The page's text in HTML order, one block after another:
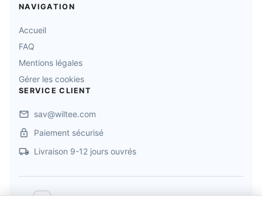
NAVIGATION
Accueil
FAQ
Mentions légales
Gérer les cookies
SERVICE CLIENT
sav@wiltee.com
Paiement sécurisé
Livraison 9-12 jours ouvrés